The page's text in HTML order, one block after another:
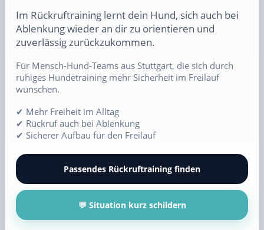
Im Rückruftraining lernt dein Hund, sich auch bei
Ablenkung wieder an dir zu orientieren und
zuverlässig zurückzukommen.
Für Mensch-Hund-Teams aus Stuttgart, die sich durch
ruhiges Hundetraining mehr Sicherheit im Freilauf
wünschen.
✔ Mehr Freiheit im Alltag
✔ Rückruf auch bei Ablenkung
✔ Sicherer Aufbau für den Freilauf
Passendes Rückruftraining finden
💬 Situation kurz schildern